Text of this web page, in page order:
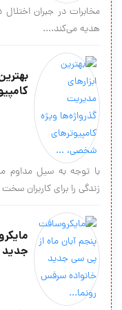
هدیه می‌کند....
با توجه به سیل مداوم
زندگی را برای کاربران
جدید